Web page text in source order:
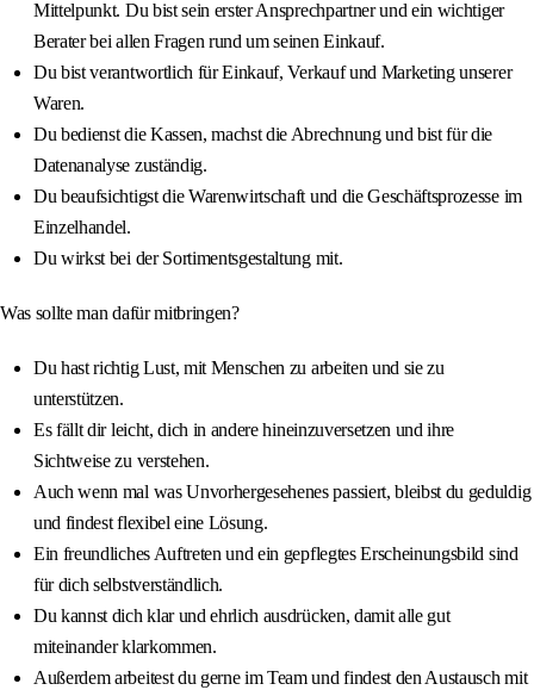
Mittelpunkt. Du bist sein erster Ansprechpartner und ein wichtiger
Berater bei allen Fragen rund um seinen Einkauf.
Du bist verantwortlich für Einkauf, Verkauf und Marketing unserer
Waren.
Du bedienst die Kassen, machst die Abrechnung und bist für die
Datenanalyse zuständig.
Du beaufsichtigst die Warenwirtschaft und die Geschäftsprozesse im
Einzelhandel.
Du wirkst bei der Sortimentsgestaltung mit.
Was sollte man dafür mitbringen?
Du hast richtig Lust, mit Menschen zu arbeiten und sie zu
unterstützen.
Es fällt dir leicht, dich in andere hineinzuversetzen und ihre
Sichtweise zu verstehen.
Auch wenn mal was Unvorhergesehenes passiert, bleibst du geduldig
und findest flexibel eine Lösung.
Ein freundliches Auftreten und ein gepflegtes Erscheinungsbild sind
für dich selbstverständlich.
Du kannst dich klar und ehrlich ausdrücken, damit alle gut
miteinander klarkommen.
Außerdem arbeitest du gerne im Team und findest den Austausch mit